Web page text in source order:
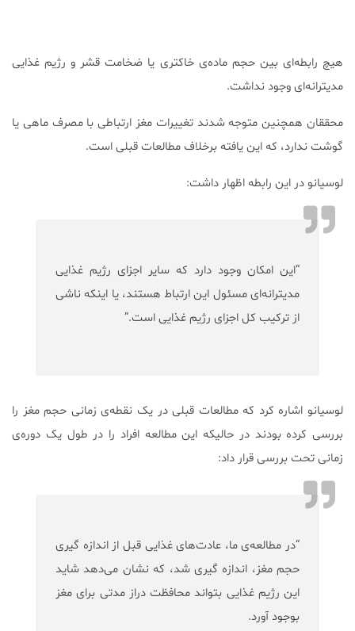
هیچ رابطه‌ای بین حجم ماده‌ی خاکتری یا ضخامت قشر و رژیم غذایی
مدیترانه‌ای وجود نداشت.
محققان همچنین متوجه شدند تغییرات مغز ارتباطی با مصرف ماهی یا
گوشت ندارد، که این یافته برخلاف مطالعات قبلی است.
لوسیانو در این رابطه اظهار داشت:
“این امکان وجود دارد که سایر اجزای رژیم غذایی
مدیترانه‌ای مسئول این ارتباط هستند، یا اینکه ناشی
از ترکیب کل اجزای رژیم غذایی است.”
لوسیانو اشاره کرد که مطالعات قبلی در یک نقطه‌ی زمانی حجم مغز را
بررسی کرده بودند در حالیکه این مطالعه افراد را در طول یک دوره‌ی
زمانی تحت بررسی قرار داد:
“در مطالعه‌ی ما، عادت‌های غذایی قبل از اندازه‌ گیری
حجم مغز، اندازه گیری شد، که نشان می‌دهد شاید
این رژیم غذایی بتواند محافظت دراز مدتی برای مغز
بوجود آورد.